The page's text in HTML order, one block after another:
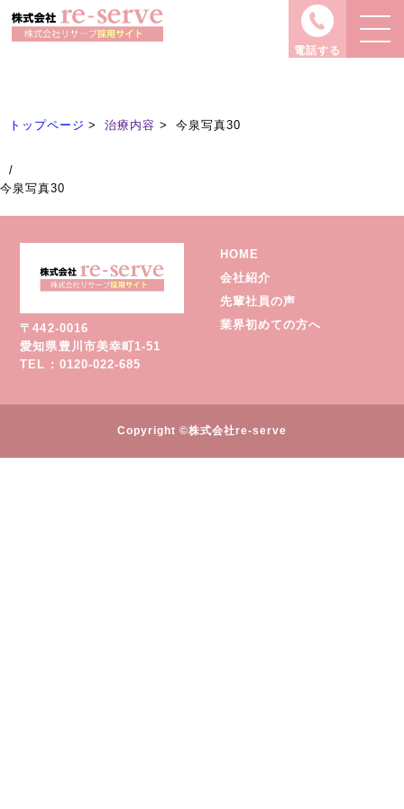
電話する
Treatment
トップページ 治療内容 今泉写真30
/
今泉写真30
〒442-0016
愛知県豊川市美幸町1-51
TEL : 0120-022-685
HOME
会社紹介
先輩社員の声
業界初めての方へ
Copyright ©株式会社re-serve